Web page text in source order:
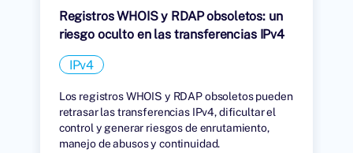
Registros WHOIS y RDAP obsoletos: un
riesgo oculto en las transferencias IPv4
IPv4
Los registros WHOIS y RDAP obsoletos pueden
retrasar las transferencias IPv4, dificultar el
control y generar riesgos de enrutamiento,
manejo de abusos y continuidad.